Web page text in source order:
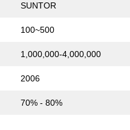
SUNTOR
100~500
1,000,000-4,000,000
2006
70% - 80%